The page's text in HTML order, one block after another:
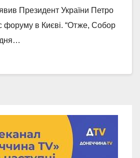
Президент України Петро
форуму в Києві. “Отже, Собор